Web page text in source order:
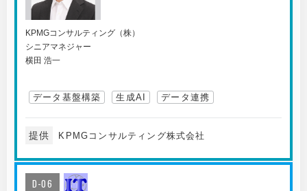
KPMGコンサルティング（株）
シニアマネジャー
横田 浩一
データ基盤構築 生成AI データ連携
提供 KPMGコンサルティング株式会社
D-06